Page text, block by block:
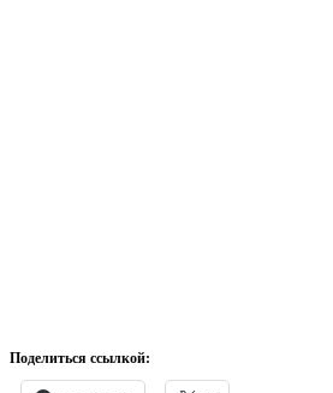
Поделиться ссылкой: